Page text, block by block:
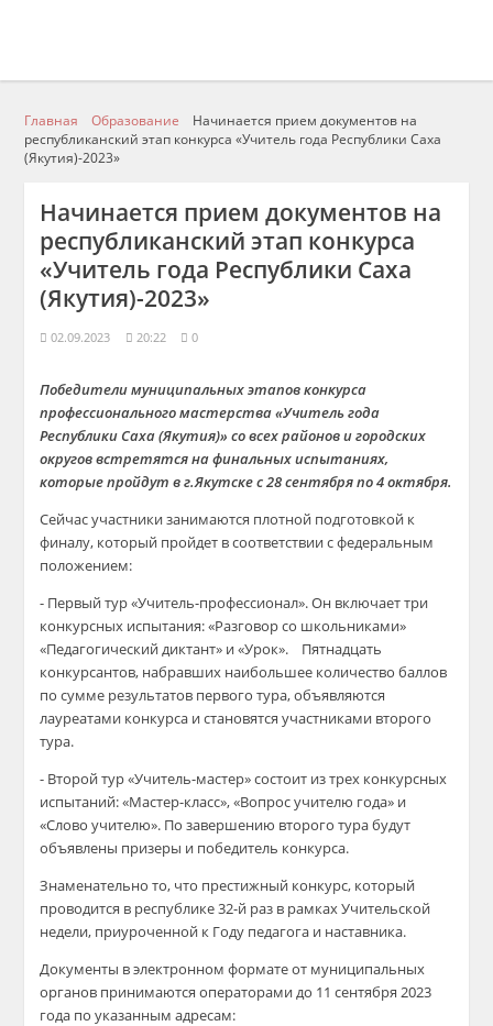
Главная Образование
Начинается прием документов на
республиканский этап конкурса «Учитель года Республики Саха
(Якутия)-2023»
Начинается прием документов на
республиканский этап конкурса
«Учитель года Республики Саха
(Якутия)-2023»
02.09.2023 20:22 0
Победители муниципальных этапов конкурса
профессионального мастерства «Учитель года
Республики Саха (Якутия)» со всех районов и городских
округов встретятся на финальных испытаниях,
которые пройдут в г.Якутске с 28 сентября по 4 октября.
Сейчас участники занимаются плотной подготовкой к
финалу, который пройдет в соответствии с федеральным
положением:
⁃ Первый тур «Учитель-профессионал». Он включает три
конкурсных испытания: «Разговор со школьниками»
«Педагогический диктант» и «Урок». Пятнадцать
конкурсантов, набравших наибольшее количество баллов
по сумме результатов первого тура, объявляются
лауреатами конкурса и становятся участниками второго
тура.
⁃ Второй тур «Учитель-мастер» состоит из трех конкурсных
испытаний: «Мастер-класс», «Вопрос учителю года» и
«Слово учителю». По завершению второго тура будут
объявлены призеры и победитель конкурса.
Знаменательно то, что престижный конкурс, который
проводится в республике 32-й раз в рамках Учительской
недели, приуроченной к Году педагога и наставника.
Документы в электронном формате от муниципальных
органов принимаются операторами до 11 сентября 2023
года по указанным адресам: